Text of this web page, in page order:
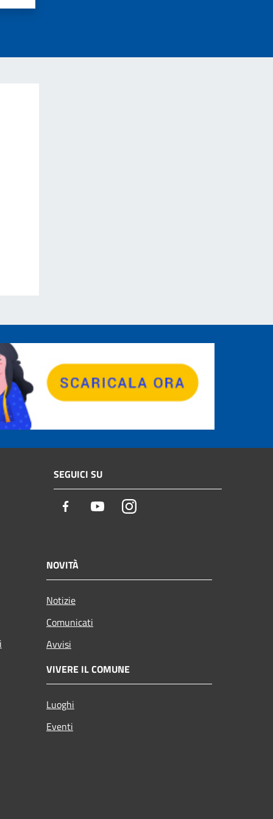
SEGUICI SU
Facebook YoutubeInstagram
NOVITÀ
Notizie
Comunicati
Avvisi
VIVERE IL COMUNE
Luoghi
Eventi